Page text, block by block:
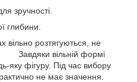
зручності.
глибини.
вільно розтягуються, не
вільній формі
яку фігуру. Під час вибору
не має значення.